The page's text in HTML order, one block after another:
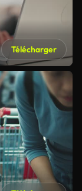
Télécharger